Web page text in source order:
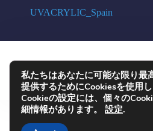
UVACRYLIC_Spain
COPYRIGHT © 2004 - 2026 UVPLASTIC
LTD. ALL RIGHTS
私たちはあなたに可能な限り最
提供するためにCookiesを使用し
Cookieの設定には、個々の
細情報があります。 設定.